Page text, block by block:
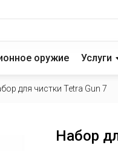
оружие Услуги
для чистки Tetra Gun 7
Набор